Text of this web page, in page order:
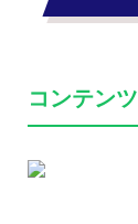
コンテンツ